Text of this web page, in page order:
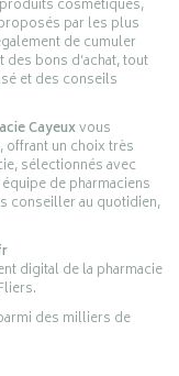
cosmétiques,
par les plus
de cumuler
bons d’achat, tout
et des conseils
Cayeuxvous
offrant un choix très
sélectionnés avec
de pharmaciens
conseiller au quotidien,
digital de la pharmacie
des milliers de